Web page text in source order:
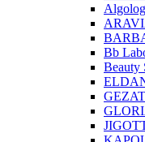
Bb
Beauty